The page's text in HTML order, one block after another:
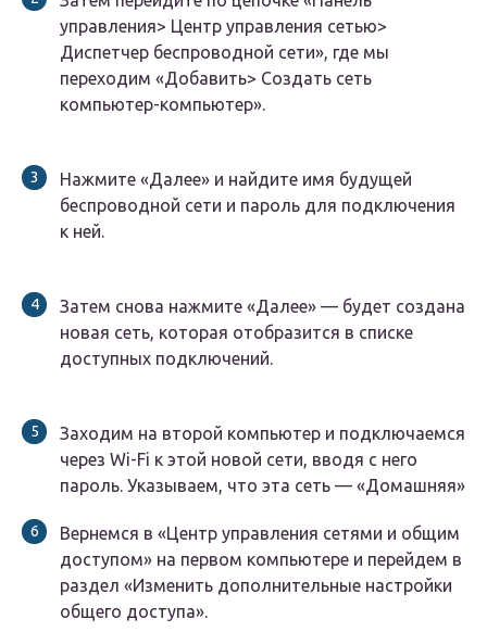
управления> Центр управления сетью>
Диспетчер беспроводной сети», где мы
переходим «Добавить> Создать сеть
компьютер-компьютер».
Нажмите «Далее» и найдите имя будущей
беспроводной сети и пароль для подключения
к ней.
Затем снова нажмите «Далее» — будет создана
новая сеть, которая отобразится в списке
доступных подключений.
Заходим на второй компьютер и подключаемся
через Wi-Fi к этой новой сети, вводя с него
пароль. Указываем, что эта сеть — «Домашняя»
Вернемся в «Центр управления сетями и общим
доступом» на первом компьютере и перейдем в
раздел «Изменить дополнительные настройки
общего доступа».